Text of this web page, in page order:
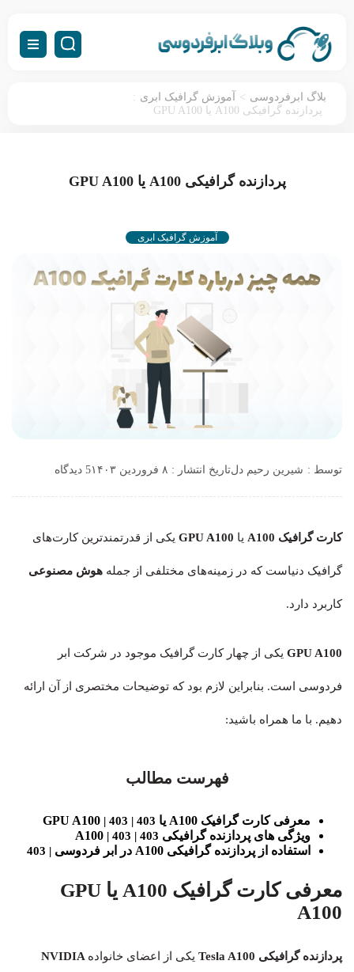
بلاگ ابرفردوسی > آموزش گرافیک ابری :
پردازنده گرافیکی A100 یا GPU A100
پردازنده گرافیکی A100 یا GPU A100
آموزش گرافیک ابری
توسط : شیرین رحیم دلتاریخ انتشار : ۸ فروردین ۱۴۰۳ 5 دیدگاه
کارت گرافیک A100 یا GPU A100 یکی از قدرتمندترین کارت‌های
گرافیک دنیاست که در زمینه‌های مختلفی از جمله هوش مصنوعی
کاربرد دارد.
GPU A100 یکی از چهار کارت گرافیک موجود در شرکت ابر
فردوسی است. بنابراین لازم بود که توضیحات مختصری از آن ارائه
دهیم. با ما همراه باشید:
فهرست مطالب
معرفی کارت گرافیک A100 یا GPU A100 | 403 | 403
ویژگی های پردازنده گرافیکی A100 | 403 | 403
استفاده از پردازنده گرافیکی A100 در ابر فردوسی | 403
معرفی کارت گرافیک A100 یا GPU
A100
پردازنده گرافیکی Tesla A100 یکی از اعضای خانواده NVIDIA